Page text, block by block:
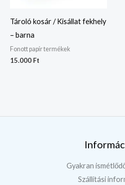
Tároló kosár / Kisállat fekhely
– barna
Fonott papír termékek
15.000 Ft
Gyakran
Szállítási